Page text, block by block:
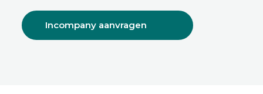
Incompany aanvragen